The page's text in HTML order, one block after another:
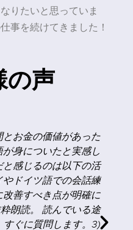
りたいと思っていま
事を続けてきました！
の声
お金の価値があった
身についたと実感し
と感じるのは以下の活
やドイツ語での会話練
善すべき点が明確に
朗読。 読んでいる途
すぐに質問します。3)